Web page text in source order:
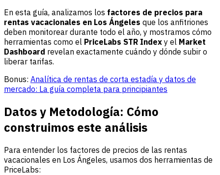
En esta guía, analizamos los factores de precios para
rentas vacacionales en Los Ángeles que los anfitriones
deben monitorear durante todo el año, y mostramos cómo
herramientas como el PriceLabs STR Index y el Market
Dashboard revelan exactamente cuándo y dónde subir o
liberar tarifas.
Bonus: Analítica de rentas de corta estadía y datos de
mercado: La guía completa para principiantes
Datos y Metodología: Cómo
construimos este análisis
Para entender los factores de precios de las rentas
vacacionales en Los Ángeles, usamos dos herramientas de
PriceLabs: